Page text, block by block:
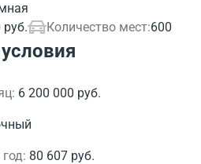
руб. Количество мест:600
6 200 000 руб.
80 607 руб.